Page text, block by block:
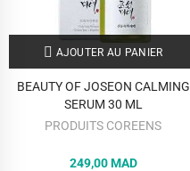
AJOUTER AU PANIER
BEAUTY OF JOSEON CALMING
SERUM 30 ML
PRODUITS COREENS
249,00 MAD